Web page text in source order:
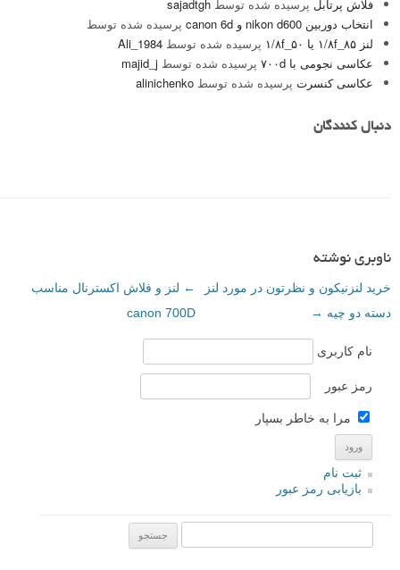
فلاش پرتابل پرسیده شده توسط sajadtgh
انتخاب دوربین nikon d600 و canon 6d
پرسیده شده توسط
لنز ۸۵_۱/۸f یا ۵۰_۱/۸f
پرسیده شده توسط Ali_1984
عکاسی نجومی با ۷۰۰d
پرسیده شده توسط majid_j
عکاسی کنسرت پرسیده شده توسط alinichenko
دنبال کنندگان
ناوبری نوشته
← لنز و فلاش اکسترنال مناسب
canon 700D
خرید لنزنیکون و نظرتون در مورد لنز
دسته دو چیه →
نام کاربری
رمز عبور
مرا به خاطر بسپار
ثبت نام
بازیابی رمز عبور